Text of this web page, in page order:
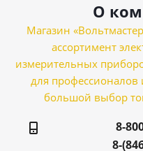
О
Магазин
ассортимент
измерительных
для профессионалов
большой выбор
8-
8-